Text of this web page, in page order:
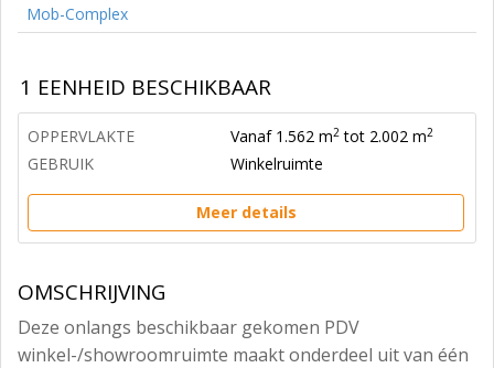
Mob-Complex
1 EENHEID BESCHIKBAAR
OPPERVLAKTE Vanaf 1.562 m2 tot 2.002 m2
GEBRUIK Winkelruimte
Meer details
OMSCHRIJVING
Deze onlangs beschikbaar gekomen PDV
winkel-/showroomruimte maakt onderdeel uit van één